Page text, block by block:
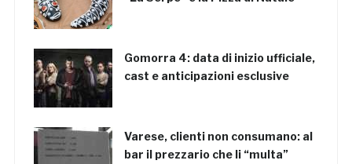
Gomorra 4: data di inizio ufficiale,
cast e anticipazioni esclusive
Varese, clienti non consumano: al
bar il prezzario che li “multa”